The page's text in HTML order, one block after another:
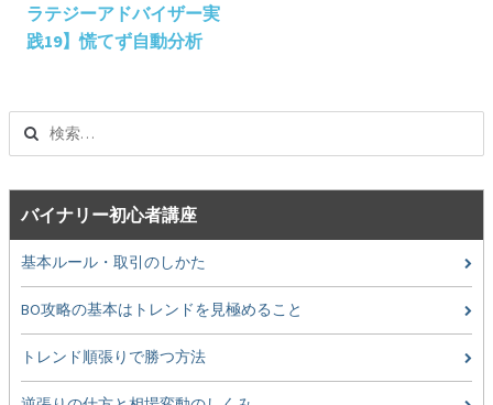
ナ
ビ
ー
シ
ョ
ン
ラテジーアドバイザー実
践19】慌てず自動分析
バイナリー初心者講座
基本ルール・取引のしかた
BO攻略の基本はトレンドを見極めること
トレンド順張りで勝つ方法